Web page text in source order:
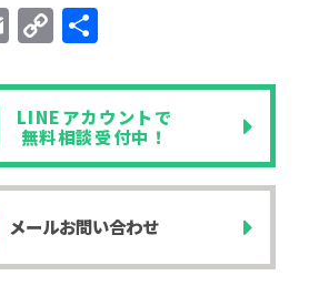
E
ail
C
p
y
Li
n
k
LINEアカウントで
無料相談受付中！
メールお問い合わせ